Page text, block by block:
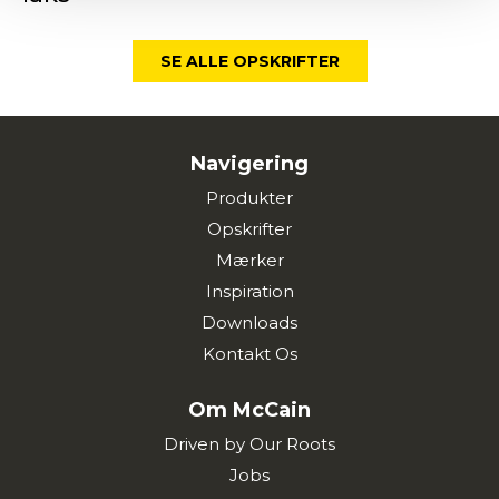
SE ALLE OPSKRIFTER
Navigering
Produkter
Opskrifter
Mærker
Inspiration
Downloads
Kontakt Os
Om McCain
Driven by Our Roots
Jobs